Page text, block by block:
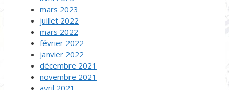
mars 2023
juillet 2022
mars 2022
février 2022
janvier 2022
décembre 2021
novembre 2021